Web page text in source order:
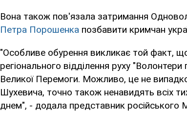
Вона також пов'язала затримання
Петра Порошенка позбавити кримчан
"Особливе обурення викликає той факт,
регіонального відділення руху
Великої Перемоги. Можливо, це не
Шухевича, точно також ненавидять всіх
днем", - додала представник російського